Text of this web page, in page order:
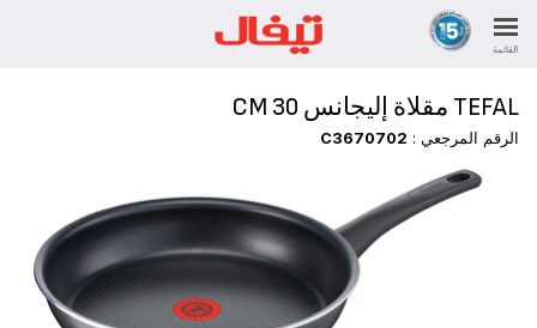
القائمة
TEFAL مقلاة إليجانس 30 CM
الرقم المرجعي : C3670702